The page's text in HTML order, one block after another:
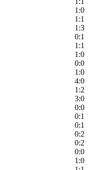
1:0
1:1
1:3
0:1
1:1
1:0
0:0
1:0
4:0
1:2
3:0
0:0
0:1
0:1
0:2
0:2
0:0
1:0